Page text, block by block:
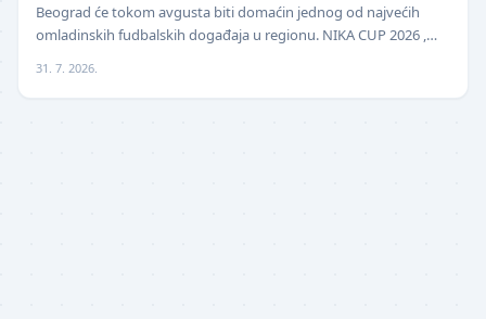
Beograd će tokom avgusta biti domaćin jednog od najvećih
omladinskih fudbalskih događaja u regionu. NIKA CUP 2026 ,
31. 7. 2026.